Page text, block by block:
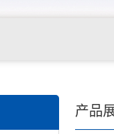
产品